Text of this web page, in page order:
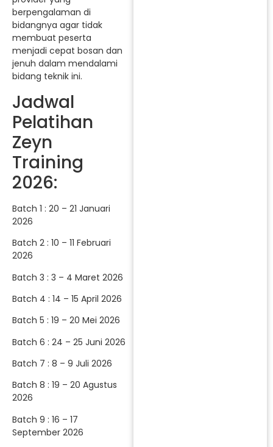
berpengalaman di
bidangnya agar tidak
membuat peserta
menjadi cepat bosan dan
jenuh dalam mendalami
bidang teknik ini.
Jadwal
Pelatihan
Zeyn
Training
2026:
Batch 1 : 20 – 21 Januari
2026
Batch 2 : 10 – 11 Februari
2026
Batch 3 : 3 – 4 Maret 2026
Batch 4 : 14 – 15 April 2026
Batch 5 : 19 – 20 Mei 2026
Batch 6 : 24 – 25 Juni 2026
Batch 7 : 8 – 9 Juli 2026
Batch 8 : 19 – 20 Agustus
2026
Batch 9 : 16 – 17
September 2026